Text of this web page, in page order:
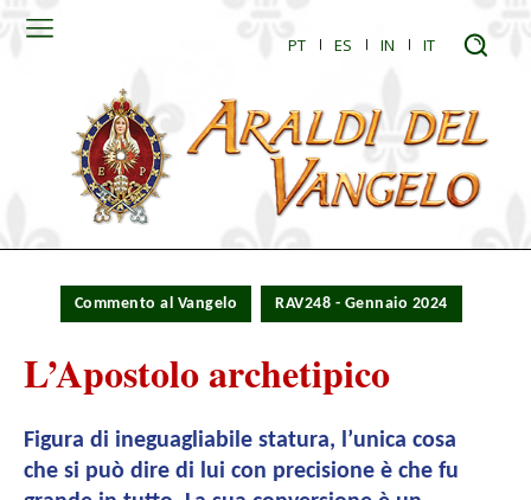
PT ES IN IT
Commento al Vangelo RAV248 - Gennaio 2024
L’Apostolo archetipico
Figura di ineguagliabile statura, l’unica cosa
che si può dire di lui con precisione è che fu